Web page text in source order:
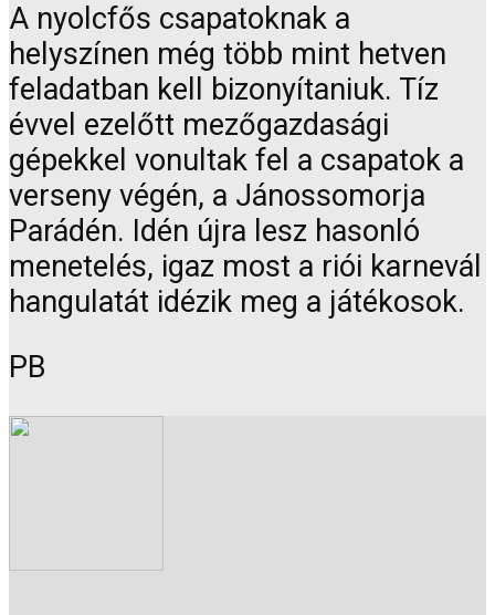
A nyolcfős csapatoknak a
helyszínen még több mint hetven
feladatban kell bizonyítaniuk. Tíz
évvel ezelőtt mezőgazdasági
gépekkel vonultak fel a csapatok a
verseny végén, a Jánossomorja
Parádén. Idén újra lesz hasonló
menetelés, igaz most a riói karnevál
hangulatát idézik meg a játékosok.
PB